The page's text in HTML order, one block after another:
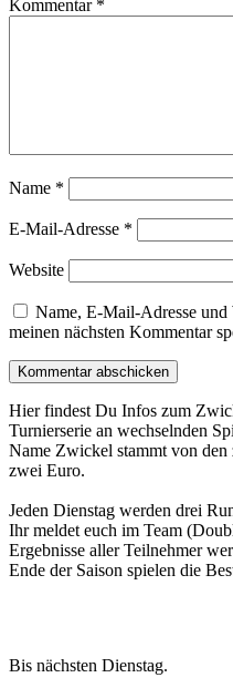
Kommentar *
Name *
E-Mail-Adresse *
Website
Name, E-Mail-Adresse
meinen nächsten Kommentar
Hier findest Du Infos zum
Turnierserie an wechselnden
Name Zwickel stammt von
zwei Euro.
Jeden Dienstag werden drei
Ihr meldet euch im Team
Ergebnisse aller Teilnehmer
Ende der Saison spielen die
Bis nächsten Dienstag.